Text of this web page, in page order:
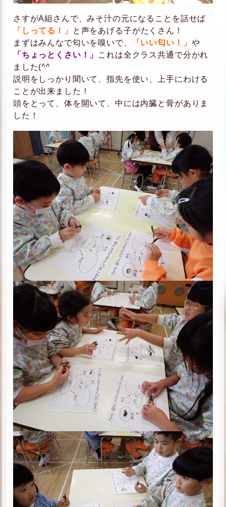
さすがA組さんで、みそ汁の元になることを話せば
「しってる！」
と声をあげる子がたくさん！
まずはみんなで匂いを嗅いで、
「いい匂い！」 や
「ちょっとくさい！」
これは全クラス共通で分かれ
ました(^^
説明をしっかり聞いて、指先を使い、上手にわける
ことが出来ました！
頭をとって、体を開いて、中には内臓と骨がありま
した！